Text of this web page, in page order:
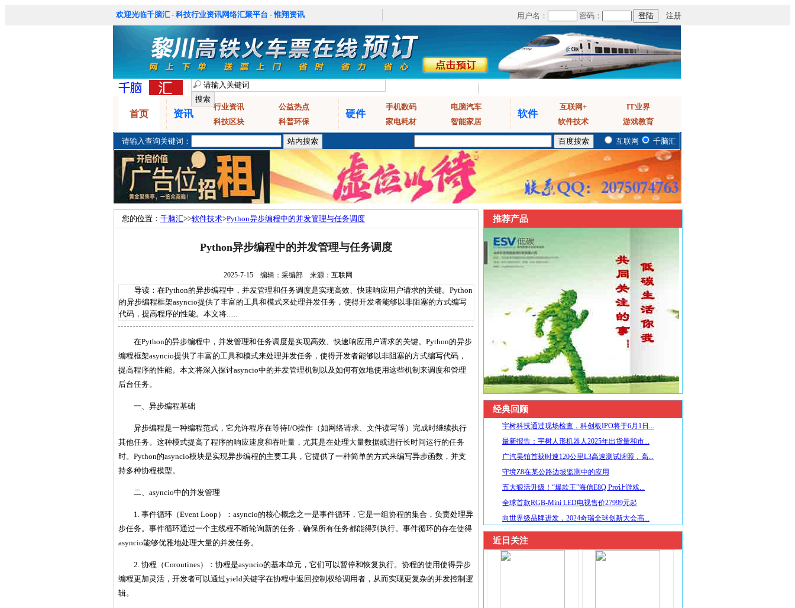
欢迎光临千脑汇 - 科技行业资讯网络汇聚平台 - 惟翔资讯 用户名： 密码： 注册
首页 资讯
行业资讯
公益热点
科技区块
科普环保
硬件
手机数码
电脑汽车
家电耗材
智能家居
软件
互联网+
IT业界
软件技术
游戏教育
请输入查询关键词： 互联网 千脑汇
您的位置： 千脑汇>>软件技术>Python异步编程中的并发管理与任务调度
Python异步编程中的并发管理与任务调度
2025-7-15 编辑：采编部 来源：互联网
导读：在Python的异步编程中，并发管理和任务调度是实现高效、快速响应用户请求的关键。Python
的异步编程框架asyncio提供了丰富的工具和模式来处理并发任务，使得开发者能够以非阻塞的方式编写
代码，提高程序的性能。本文将......
在Python的异步编程中，并发管理和任务调度是实现高效、快速响应用户请求的关键。Python的异步
编程框架asyncio提供了丰富的工具和模式来处理并发任务，使得开发者能够以非阻塞的方式编写代码，
提高程序的性能。本文将深入探讨asyncio中的并发管理机制以及如何有效地使用这些机制来调度和管理
后台任务。
一、异步编程基础
异步编程是一种编程范式，它允许程序在等待I/O操作（如网络请求、文件读写等）完成时继续执行
其他任务。这种模式提高了程序的响应速度和吞吐量，尤其是在处理大量数据或进行长时间运行的任务
时。Python的asyncio模块是实现异步编程的主要工具，它提供了一种简单的方式来编写异步函数，并支
持多种协程模型。
二、asyncio中的并发管理
1. 事件循环（Event Loop）：asyncio的核心概念之一是事件循环，它是一组协程的集合，负责处理异
步任务。事件循环通过一个主线程不断轮询新的任务，确保所有任务都能得到执行。事件循环的存在使得
asyncio能够优雅地处理大量的并发任务。
2. 协程（Coroutines）：协程是asyncio的基本单元，它们可以暂停和恢复执行。协程的使用使得异步
编程更加灵活，开发者可以通过yield关键字在协程中返回控制权给调用者，从而实现更复杂的并发控制逻
辑。
推荐产品
经典回顾
宇树科技通过现场检查，科创板IPO将于6月1日...
最新报告：宇树人形机器人2025年出货量和市...
广汽昊铂首获时速120公里L3高速测试牌照，高...
守境Z8在某公路边坡监测中的应用
五大狠活升级！“爆款王”海信E8Q Pro让游戏...
全球首款RGB-Mini LED电视售价27999元起
向世界级品牌进发，2024奇瑞全球创新大会高...
近日关注